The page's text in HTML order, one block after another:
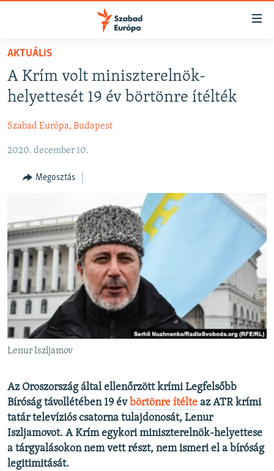
Akadálymentes
Ugrás
fő
oldalra
Ugrás
AKTUÁLIS
PODCASTOK
VIDEÓK
ELEMZŐ
NER15
TÁRSADALOM
DEMOKRÁCIA
A PÉNZ NYOMÁBAN
EURÓPAI UNIÓ
VILÁG
KLÍMAVÁLTOZÁS
A MÚLT TANULSÁGAI
KÖVESSEN MINKET!
Valamennyi RFE/RL weboldal
AKTUÁLIS
A Krím volt miniszterelnök-
helyettesét 19 év börtönre ítélték
Szabad Európa, Budapest
2020. december 10.
Megosztás
Lenur Iszljamov
Az Oroszország által ellenőrzött krími Legfelsőbb
Bíróság távollétében 19 év börtönre ítélte az ATR krími
tatár televíziós csatorna tulajdonosát, Lenur
Iszljamovot. A Krím egykori miniszterelnök-helyettese
a tárgyalásokon nem vett részt, nem ismeri el a bíróság
legitimitását.